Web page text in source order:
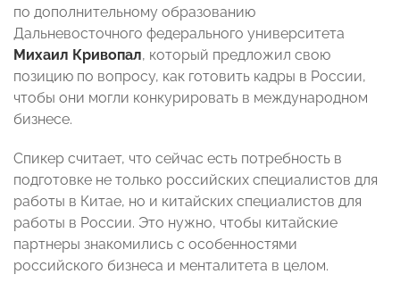
по дополнительному образованию
Дальневосточного федерального университета
Михаил Кривопал, который предложил свою
позицию по вопросу, как готовить кадры в России,
чтобы они могли конкурировать в международном
бизнесе.
Спикер считает, что сейчас есть потребность в
подготовке не только российских специалистов для
работы в Китае, но и китайских специалистов для
работы в России. Это нужно, чтобы китайские
партнеры знакомились с особенностями
российского бизнеса и менталитета в целом.